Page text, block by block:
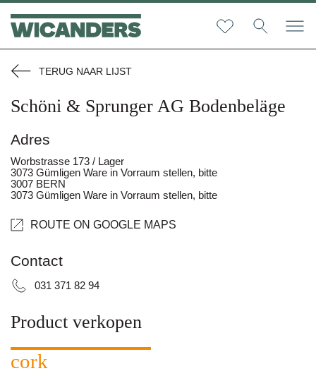
TERUG NAAR LIJST
Schöni & Sprunger AG Bodenbeläge
Adres
Worbstrasse 173 / Lager
3073 Gümligen Ware in Vorraum stellen, bitte
3007 BERN
3073 Gümligen Ware in Vorraum stellen, bitte
ROUTE ON GOOGLE MAPS
Contact
031 371 82 94
Product verkopen
cork